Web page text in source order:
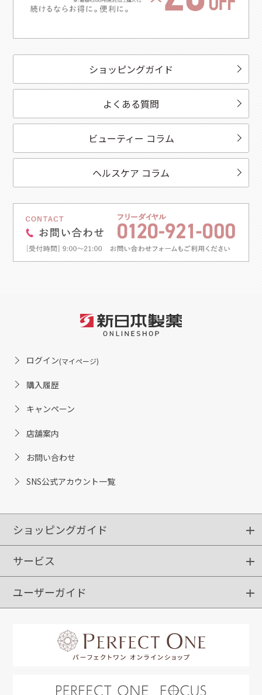
ショッピングガイド
よくある質問
ビューティー コラム
ヘルスケア コラム
ログイン(マイページ)
購入履歴
キャンペーン
店舗案内
お問い合わせ
SNS公式アカウント一覧
ショッピングガイド
ショッピングガイド
ご注文方法
送料・配送
クーポンご利用方法
サービス
定期購入
ポイントサービス
お知らせメール
ユーザーガイド